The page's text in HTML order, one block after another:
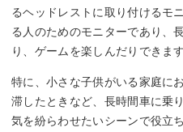
るヘッドレストに取り付けるモ
る人のためのモニターであり、
り、ゲームを楽しんだりできます
特に、小さな子供がいる家庭に
滞したときなど、長時間車に乗
気を紛らわせたいシーンで役立